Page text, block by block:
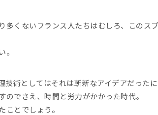
くないフランス人たちはむしろ、このス
。
術としてはそれは斬新なアイデアだったに
でさえ、時間と労力がかかった時代。
とでしょう。